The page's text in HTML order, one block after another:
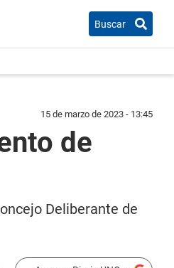
Buscar
15 de marzo de 2023 - 13:45
de
Deliberante de